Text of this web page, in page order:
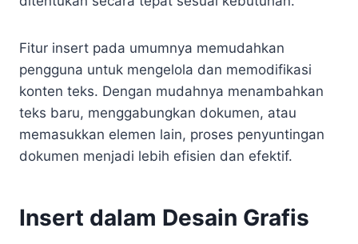
Fitur insert pada umumnya memudahkan
pengguna untuk mengelola dan memodifikasi
konten teks. Dengan mudahnya menambahkan
teks baru, menggabungkan dokumen, atau
memasukkan elemen lain, proses penyuntingan
dokumen menjadi lebih efisien dan efektif.
Insert dalam Desain Grafis